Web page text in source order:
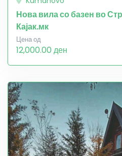
Нова вила со базен во
Кајак.мк
Цена од
12,000.00 ден